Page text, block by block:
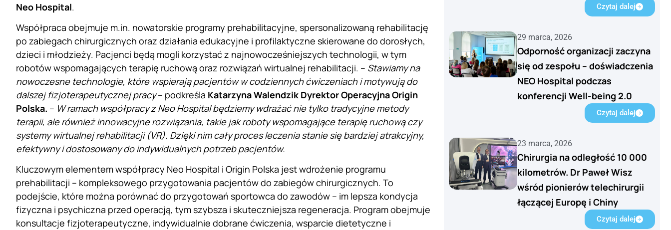
Neo Hospital.
Współpraca obejmuje m.in. nowatorskie programy prehabilitacyjne, spersonalizowaną rehabilitację
po zabiegach chirurgicznych oraz działania edukacyjne i profilaktyczne skierowane do dorosłych,
dzieci i młodzieży. Pacjenci będą mogli korzystać z najnowocześniejszych technologii, w tym
robotów wspomagających terapię ruchową oraz rozwiązań wirtualnej rehabilitacji. – Stawiamy na
nowoczesne technologie, które wspierają pacjentów w codziennych ćwiczeniach i motywują do
dalszej fizjoterapeutycznej pracy– podkreśla Katarzyna Walendzik Dyrektor Operacyjna Origin
Polska. – W ramach współpracy z Neo Hospital będziemy wdrażać nie tylko tradycyjne metody
terapii, ale również innowacyjne rozwiązania, takie jak roboty wspomagające terapię ruchową czy
systemy wirtualnej rehabilitacji (VR). Dzięki nim cały proces leczenia stanie się bardziej atrakcyjny,
efektywny i dostosowany do indywidualnych potrzeb pacjentów.
Kluczowym elementem współpracy Neo Hospital i Origin Polska jest wdrożenie programu
prehabilitacji – kompleksowego przygotowania pacjentów do zabiegów chirurgicznych. To
podejście, które można porównać do przygotowań sportowca do zawodów – im lepsza kondycja
fizyczna i psychiczna przed operacją, tym szybsza i skuteczniejsza regeneracja. Program obejmuje
konsultacje fizjoterapeutyczne, indywidualnie dobrane ćwiczenia, wsparcie dietetyczne i
Czytaj dalej
29 marca, 2026
Odporność organizacji zaczyna
się od zespołu – doświadczenia
NEO Hospital podczas
konferencji Well-being 2.0
Czytaj dalej
23 marca, 2026
Chirurgia na odległość 10 000
kilometrów. Dr Paweł Wisz
wśród pionierów telechirurgii
łączącej Europę i Chiny
Czytaj dalej